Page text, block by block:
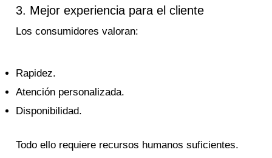
3. Mejor experiencia para el cliente
Los consumidores valoran:
Rapidez.
Atención personalizada.
Disponibilidad.
Todo ello requiere recursos humanos suficientes.